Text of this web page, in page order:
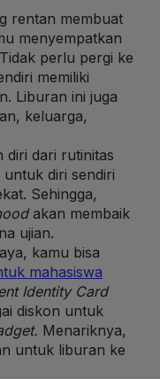
rentan membuat
menyempatkan
perlu pergi ke
memiliki
Liburan ini juga
keluarga,
diri dari rutinitas
diri sendiri
Sehingga,
akan membaik
ujian.
kamu bisa
mahasiswa
Identity Card
diskon untuk
Menariknya,
untuk liburan ke